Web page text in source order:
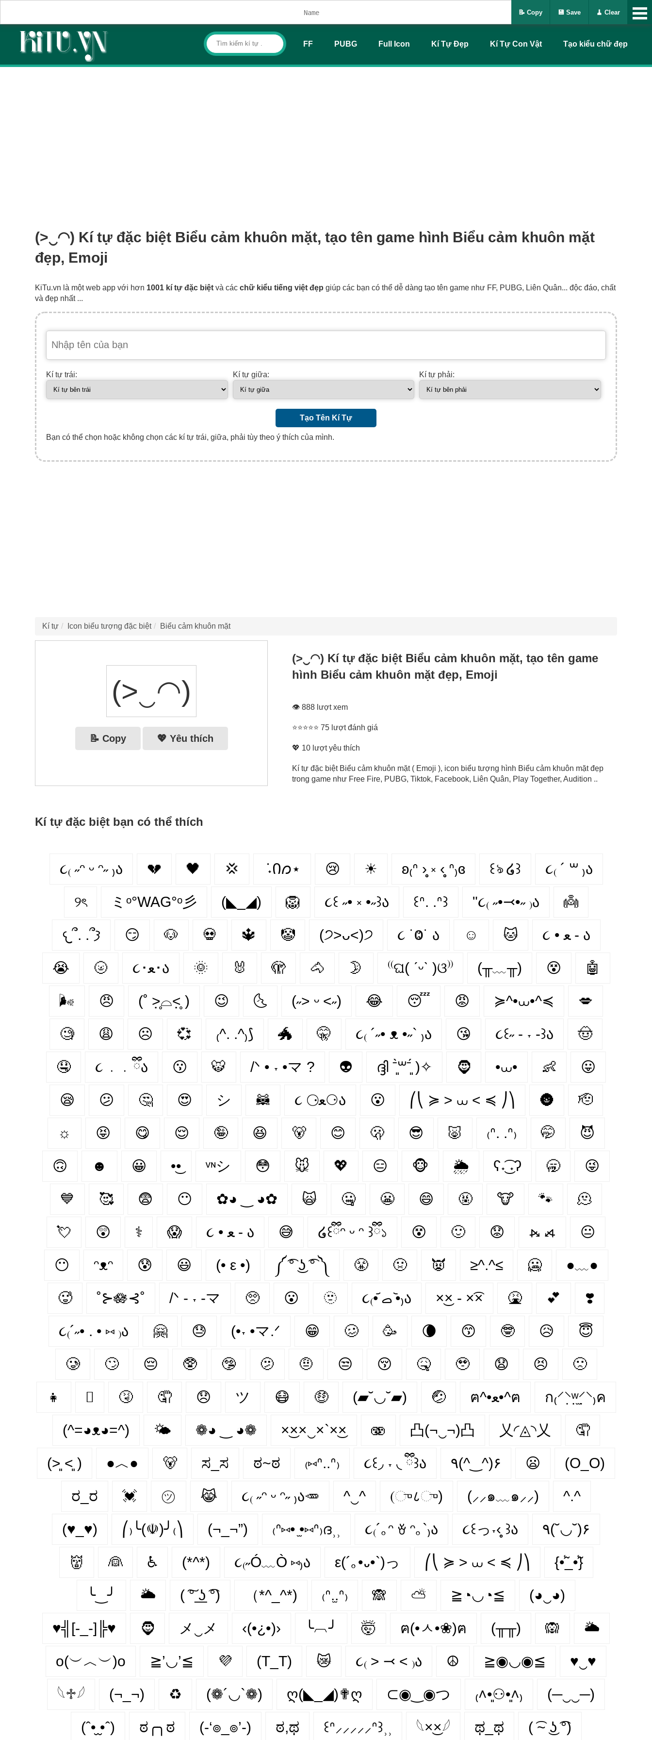
FF PUBG Full Icon Kí Tự Đẹp Kí Tự Con Vật Tạo kiểu chữ đẹp
(>‿◠) Kí tự đặc biệt Biểu cảm khuôn mặt, tạo tên game hình Biểu cảm khuôn mặt
đẹp, Emoji
KiTu.vn là một web app với hơn 1001 kí tự đặc biệt và các chữ kiểu tiếng việt đẹp giúp các bạn có thể dễ dàng tạo tên game như FF, PUBG, Liên Quân... độc đáo, chất
và đẹp nhất ...
Kí tự trái: Kí tự giữa: Kí tự phải:
Tạo Tên Kí Tự
Bạn có thể chọn hoặc không chọn các kí tự trái, giữa, phải tùy theo ý thích của mình.
Kí tự Icon biểu tượng đặc biệt Biểu cảm khuôn mặt
(>‿◠)
📝 Copy 💖 Yêu thích
(>‿◠) Kí tự đặc biệt Biểu cảm khuôn mặt, tạo tên game
hình Biểu cảm khuôn mặt đẹp, Emoji
👁 888 lượt xem
⭐⭐⭐⭐⭐ 75 lượt đánh giá
💖 10 lượt yêu thích
Kí tự đặc biệt Biểu cảm khuôn mặt ( Emoji ), icon biểu tượng hình Biểu cảm khuôn mặt đẹp
trong game như Free Fire, PUBG, Tiktok, Facebook, Liên Quân, Play Together, Audition ..
Kí tự đặc biệt bạn có thể thích
૮₍ ˶ᵔ ᵕ ᵔ˶ ₎ა 💔 🖤 💢 ݁ ˖Ი𐑼⋆ 😢 ☀ ʚ₍ᐢ ›̥̥̥ ༝ ‹̥̥̥ ᐢ₎ɞ ꒰ঌ ໒꒱ ૮₍ ´ ꒳ ₎ა
୨ৎ ミᵒ°WAG°ᵒ彡 (◣_◢) 🦁 ૮꒰ ˶• ༝ •˶꒱ა ꒰ᐢ. .ᐢ꒱ "૮₍ ˶•⤙•˶ ₎ა 👼
𐔌՞. .՞𐦯 😏 🐶 💀 🔱 🤡 (੭˃ᴗ˂)੭ ૮ ˙Ⱉ˙ ა ☺ 🐱 ૮ • ﻌ - ა
😭 🌝 ૮･ﻌ･ა 🌞 🐰 🫣 🐴 🌛 ⁽⁽ଘ( ˊᵕˋ )ଓ⁾⁾ (╥﹏╥) 😵‍ 🤖
🌬 😠 (˚ ˃̣̣̥⌓˂̣̣̥ ) 😉 🌜 (˶˃ ᵕ ˂˶) 😂 😴 😡 ≽^•⩊•^≼ 💋
🧐 😩 ☹ 💞 ₍^. .^₎⟆ 🐲 🤫 ૮₍ ´˶• ᴥ •˶` ₎ა 😘 ૮꒰˶ - ˕ -꒱ა 🤠
🤤 ૮ ․ ․ ྀིა 😗 🐯 /ᐠ • ˕ •マ ? 👽 ദ്ദി ˉ͈̀꒳ˉ͈́ )✧ 🧔 •⩊• 👶 😛
😪 😕 🤔 😍 シ 🦝 ૮ ⚆ﻌ⚆ა 😮 ⎛⎝ ≽ > ⩊ < ≼ ⎠⎞ 🌚 🫡
☼ 😝 😋 😌 🤪 😆 🐻‍ 😊 🫢 😎 🐷 ₍ᐢ. .ᐢ₎ 🤭 😈
🙃 ☻ 😀 •͜• ᵛᶰシ 😳 🐭 💖 😑 🐵 🌦 ʕ˖͜͡ ˖ʔ 🥱 😜
💙 🥰 😨 😶‍ ✿◕ ‿ ◕✿ 🙀 🤐 😬 😄 🤬 🐮 🐾 🫠
💘 😲 ⚕ 😱 ૮ • ﻌ - ა⁩ 😅 ໒꒰ྀིᵔ ᵕ ᵔ ꒱ྀི১ 😵 🙂 😟 ⦮ ⦯ 😐
😶 ᵔᴥᵔ 😰 😃 (• ε •) ༼ ͡° ͜ʖ ͡° ༽ 😤 🤢 👿 ≥^.^≤ 🥶 ●﹏●
🥵 ˚⊱🪷⊰˚ /ᐠ - ˕ -マ 🥺 😮‍ 🫥 ૮₍•᷄ ࡇ •᷅₎ა ×͜× - ×͡× 🤮 💕 ❣️
૮₍´˶• . • ⑅ ₎ა 🤗 😓 (•˕ •マ.ᐟ 😁 🥴 🥳 🌘 😙 🤓 😥 😇
🥲 🙄 😔 🥸 🤥 🫤 🤨 😒 😚 🤒 🥹 😧 😣 🙁
👧 🫩 🤧 🤦‍ 😞 ツ 😷 🤑 (▰˘◡˘▰) 🤕 ฅ^•ﻌ•^ฅ ก₍⸍⸌̣ʷ̣̫⸍̣⸌₎ค
(^=◕ᴥ◕=^) 🌤 ❁◕ ‿ ◕❁ ×͜××‿×`×͜× 🫨 凸(¬‿¬)凸 乂◜◬◝乂 🤦
(˃͈ ˂͈ ) ●︿● 🐻 ಸ_ಸ ಠ~ಠ ₍⑅ᐢ..ᐢ₎ ૮꒰◞ ˕ ◟ ྀི꒱ა ٩(^‿^)۶ 😦 (O_O)
ರ_ರ 💓 ㋡ 😹 ૮₍ ˶ᵔ ᵕ ᵔ˶ ₎ა🥕 ^‿^ (ு८ு) (⸝⸝๑﹏๑⸝⸝) ^.^
(♥_♥) ⎛₎╰(☫)╯₍⎞ (¬_¬”) ₍ᐢ⑅• ̫•⑅ᐢ₎ദ⸒⸒ ૮₍´｡ᵔ ꈊ ᵔ｡`₎ა ૮꒰っ˕‹̥̥̥ ꒱ა ٩(˘◡˘)۶
👹 👰 ♿ (*^*) ૮₍˶Ó﹏Ò ⑅₎ა ε(´｡•᎑•`)っ ⎛⎝ ≽ > ⩊ < ≼ ⎠⎞ {•̃̾_•̃̾}
╰‿╯ 🌥 ( ͠° ͟ʖ ͡°) （*^_^*) ₍ᐢ.̫.ᐢ₎ 🙈 ⛅ ≧◔◡◔≦ (◕‿◕)
♥╣[-_-]╠♥ 🧔‍ メ‿メ ‹(•¿•)› ╰︹╯ 🤯 ฅ(•ㅅ•❀)ฅ (╥╥) 🙉 🌥️
o(︶︿︶)o ≧’◡’≦ 💜 (T_T) 😿 ૮₍ ˃ ⤙ ˂ ₎ა ☮ ≧◉◡◉≦ ♥‿♥
𓆩♱𓆪 (¬_¬) ♻ (❁´◡`❁) ღ(◣_◢)✟ღ ⊂◉‿◉つ ₍˄•͈⚇•͈˄₎ (─‿‿─)
(ˆ•̮ ̮•ˆ) ಠ╭╮ಠ (-‘๏_๏’-) ಠ,ಥ ꒰ᐢ⸝⸝⸝⸝⸝ᐢ꒱⸒⸒ 𓆩×͜×𓆪 ಥ_ಥ ( ͡~ ͜ʖ ͡°)
📝 Copy 💾 Save 🧹 Clear